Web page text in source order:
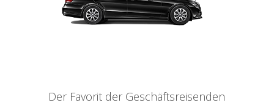
Der Favorit der Geschäftsreisenden